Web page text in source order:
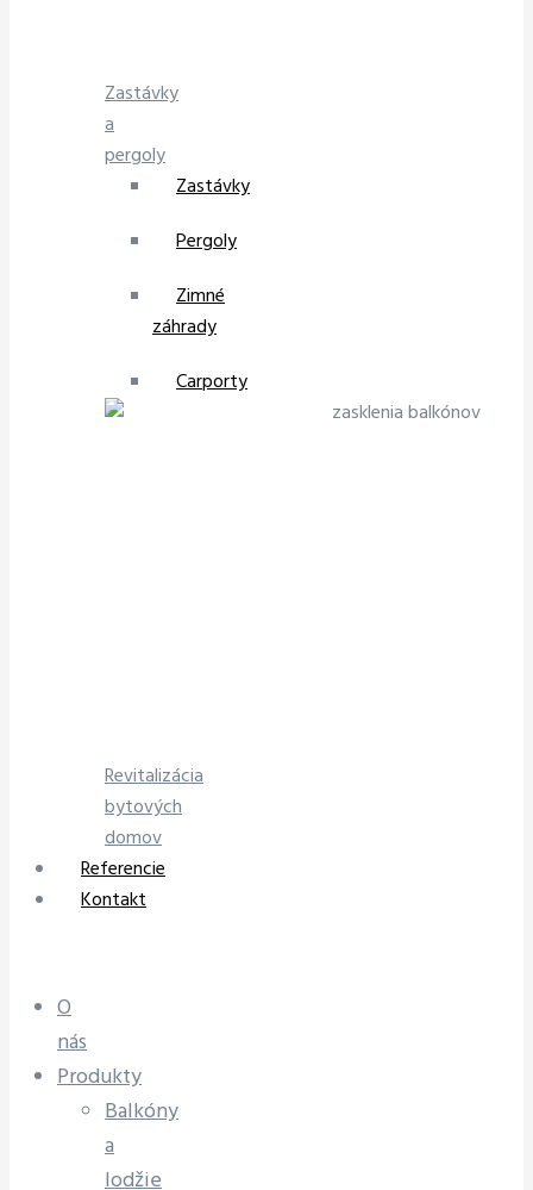
Zastávky
a
pergoly
Zastávky
Pergoly
Zimné
záhrady
Carporty
Revitalizácia
bytových
domov
Referencie
Kontakt
O
nás
Produkty
Balkóny
a
lodžie